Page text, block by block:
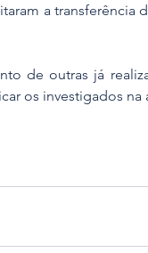
a transferência
de outras já
os investigados